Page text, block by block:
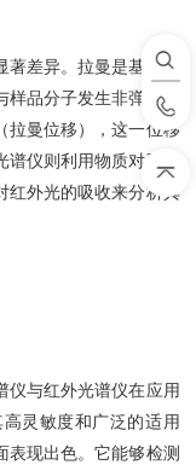
差异。拉曼是基于拉
品分子发生非弹性散
拉曼位移），这一位移
仪则利用物质对不同
红外光的吸收来分析其
与红外光谱仪在应用
灵敏度和广泛的适用
表现出色。它能够检测